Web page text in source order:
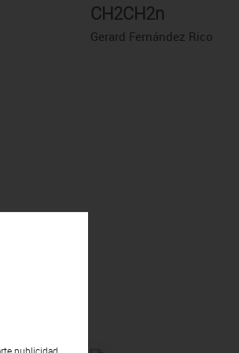
CH2CH2n
Gerard Fernández Rico